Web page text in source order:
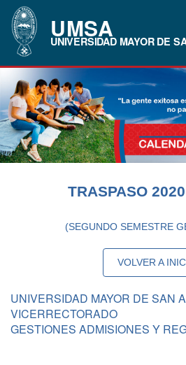
UMSA
UNIVERSIDAD MAYOR DE
TRASPASO
(SEGUNDO SEMESTRE
VOLVER A
UNIVERSIDAD MAYOR DE SAN
VICERRECTORADO
GESTIONES ADMISIONES Y